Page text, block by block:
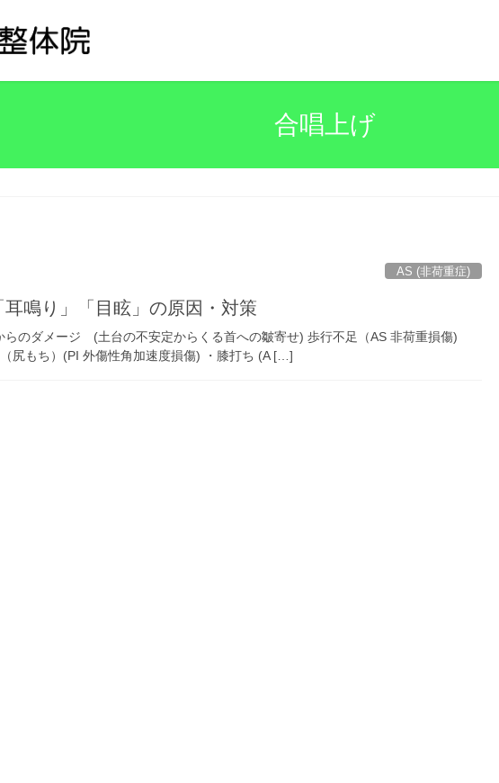
合唱上げ
AS (非荷重症)
耳鳴り」「目眩」の原因・対策
らのダメージ (土台の不安定からくる首への皺寄せ) 歩行不足（AS 非荷重損傷)
尻もち）(PI 外傷性角加速度損傷) ・膝打ち (A […]